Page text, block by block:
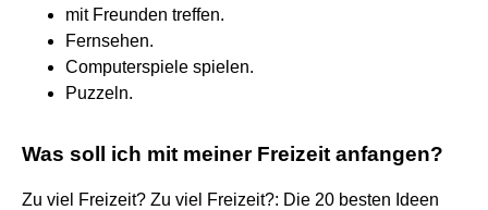
mit Freunden treffen.
Fernsehen.
Computerspiele spielen.
Puzzeln.
Was soll ich mit meiner Freizeit anfangen?
Zu viel Freizeit? Zu viel Freizeit?: Die 20 besten Ideen